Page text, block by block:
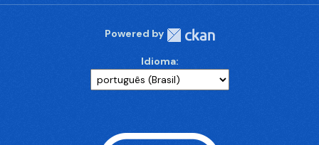
Powered by
Idioma